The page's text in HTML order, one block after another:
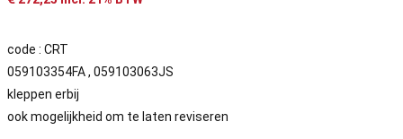
code : CRT
059103354FA , 059103063JS
kleppen erbij
ook mogelijkheid om te laten reviseren